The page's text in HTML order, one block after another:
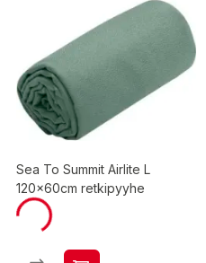
Sea To Summit Airlite L
120x60cm retkipyyhe